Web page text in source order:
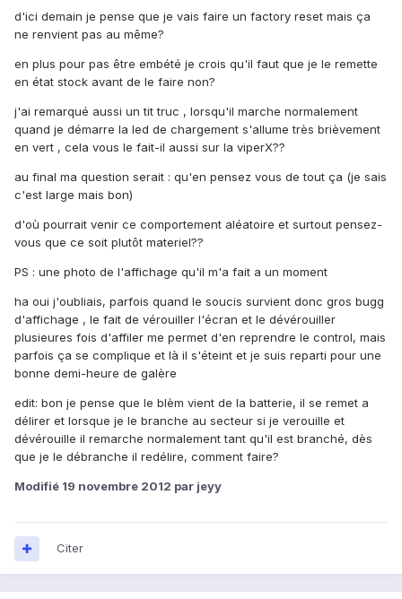
d'ici demain je pense que je vais faire un factory reset mais ça
ne renvient pas au même?
en plus pour pas être embété je crois qu'il faut que je le remette
en état stock avant de le faire non?
j'ai remarqué aussi un tit truc , lorsqu'il marche normalement
quand je démarre la led de chargement s'allume très brièvement
en vert , cela vous le fait-il aussi sur la viperX??
au final ma question serait : qu'en pensez vous de tout ça (je sais
c'est large mais bon)
d'où pourrait venir ce comportement aléatoire et surtout pensez-
vous que ce soit plutôt materiel??
PS : une photo de l'affichage qu'il m'a fait a un moment
ha oui j'oubliais, parfois quand le soucis survient donc gros bugg
d'affichage , le fait de vérouiller l'écran et le dévérouiller
plusieures fois d'affiler me permet d'en reprendre le control, mais
parfois ça se complique et là il s'éteint et je suis reparti pour une
bonne demi-heure de galère
edit: bon je pense que le blèm vient de la batterie, il se remet a
délirer et lorsque je le branche au secteur si je verouille et
dévérouille il remarche normalement tant qu'il est branché, dès
que je le débranche il redélire, comment faire?
Modifié 19 novembre 2012 par jeyy
Citer